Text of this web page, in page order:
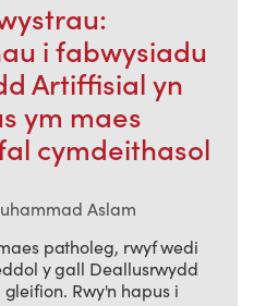
i fabwysiadu
Artiffisial yn
ym maes
cymdeithasol
Aslam
patholeg, rwyf wedi
y gall Deallusrwydd
Rwy'n hapus i